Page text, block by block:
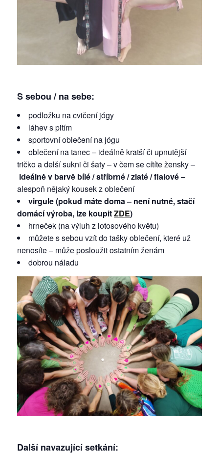
S sebou / na sebe:
podložku na cvičení jógy
láhev s pitím
sportovní oblečení na jógu
oblečení na tanec – ideálně kratší či upnutější
tričko a delší sukni či šaty – v čem se cítíte žensky –
ideálně v barvě bílé / stříbrné / zlaté / fialové–
alespoň nějaký kousek z oblečení
virgule (pokud máte doma – není nutné, stačí
domácí výroba, lze koupitZDE)
hrneček (na výluh z lotosového květu)
můžete s sebou vzít do tašky oblečení, které už
nenosíte – může posloužit ostatním ženám
dobrou náladu
Další navazující setkání: